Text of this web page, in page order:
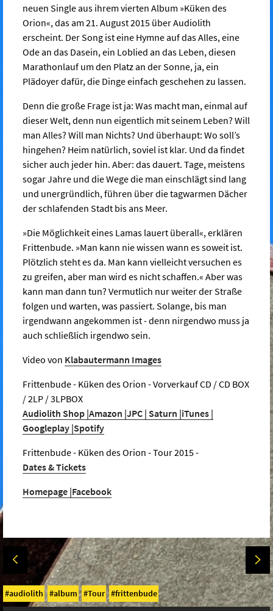
neuen Single aus ihrem vierten Album »Küken des
Orion«, das am 21. August 2015 über Audiolith
erscheint. Der Song ist eine Hymne auf das Alles, eine
Ode an das Dasein, ein Loblied an das Leben, diesen
Marathonlauf um den Platz an der Sonne, ja, ein
Plädoyer dafür, die Dinge einfach geschehen zu lassen.
Denn die große Frage ist ja: Was macht man, einmal auf
dieser Welt, denn nun eigentlich mit seinem Leben? Will
man Alles? Will man Nichts? Und überhaupt: Wo soll’s
hingehen? Heim natürlich, soviel ist klar. Und da findet
sicher auch jeder hin. Aber: das dauert. Tage, meistens
sogar Jahre und die Wege die man einschlägt sind lang
und unergründlich, führen über die tagwarmen Dächer
der schlafenden Stadt bis ans Meer.
»Die Möglichkeit eines Lamas lauert überall«, erklären
Frittenbude. »Man kann nie wissen wann es soweit ist.
Plötzlich steht es da. Man kann vielleicht versuchen es
zu greifen, aber man wird es nicht schaffen.« Aber was
kann man dann tun? Vermutlich nur weiter der Straße
folgen und warten, was passiert. Solange, bis man
irgendwann angekommen ist - denn nirgendwo muss ja
auch schließlich irgendwo sein.
Video von Klabautermann Images
Frittenbude - Küken des Orion - Vorverkauf CD / CD BOX
/ 2LP / 3LPBOX
Audiolith Shop |Amazon |JPC | Saturn |iTunes |
Googleplay |Spotify
Frittenbude - Küken des Orion - Tour 2015 -
Dates & Tickets
Homepage |Facebook
audiolith album Tour frittenbude